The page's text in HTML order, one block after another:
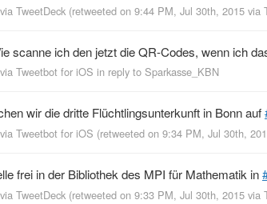
via TweetDeck (retweeted on 9:44 PM, Jul 30th, 2015 via
scanne ich den jetzt die QR-Codes, wenn ich
via Tweetbot for iΟS in reply to Sparkasse_KBN
wir die dritte Flüchtlingsunterkunft in Bonn auf
via Tweetbot for iΟS (retweeted on 9:34 PM, Jul 30th,
frei in der Bibliothek des MPI für Mathematik in
via TweetDeck (retweeted on 9:33 PM, Jul 30th, 2015 via